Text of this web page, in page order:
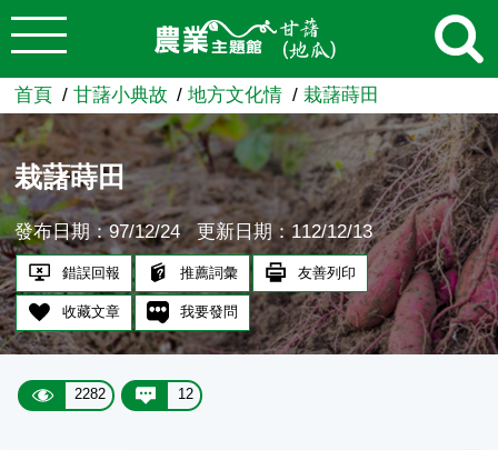
跳到主要內容
農業知識入口網
首頁 甘藷小典故 地方文化情 栽藷蒔田
栽藷蒔田
發布日期：97/12/24 更新日期：112/12/13
錯誤回報 推薦詞彙 友善列印
收藏文章 我要發問
2282 12